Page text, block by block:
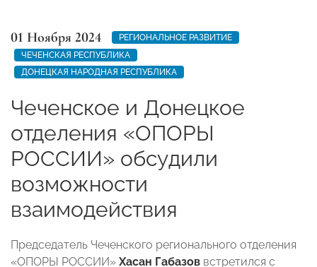
01 Ноября 2024
РЕГИОНАЛЬНОЕ РАЗВИТИЕ
ЧЕЧЕНСКАЯ РЕСПУБЛИКА
ДОНЕЦКАЯ НАРОДНАЯ РЕСПУБЛИКА
Чеченское и Донецкое
отделения «ОПОРЫ
РОССИИ» обсудили
возможности
взаимодействия
Председатель Чеченского регионального отделения
«ОПОРЫ РОССИИ» Хасан Габазов встретился с